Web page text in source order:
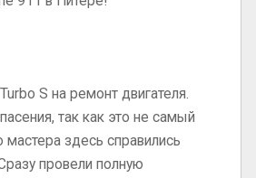
S на ремонт двигателя.
так как это не самый
мастера здесь справились
провели полную